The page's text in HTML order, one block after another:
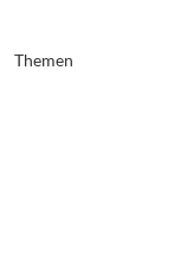
Themen